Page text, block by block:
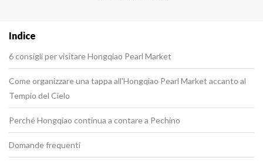
Indice
6 consigli per visitare Hongqiao Pearl Market
Come organizzare una tappa all'Hongqiao Pearl Market accanto al
Tempio del Cielo
Perché Hongqiao continua a contare a Pechino
Domande frequenti